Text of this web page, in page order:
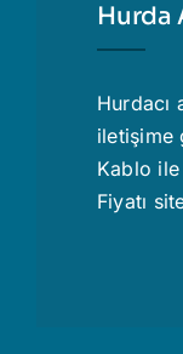
Hurda
Hurdacı
iletişime
Kablo
Fiyatı